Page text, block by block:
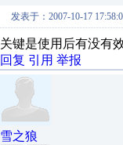
发表于：2007-10-17
关键是使用后有没有
回复 引用 举报
雪之狼